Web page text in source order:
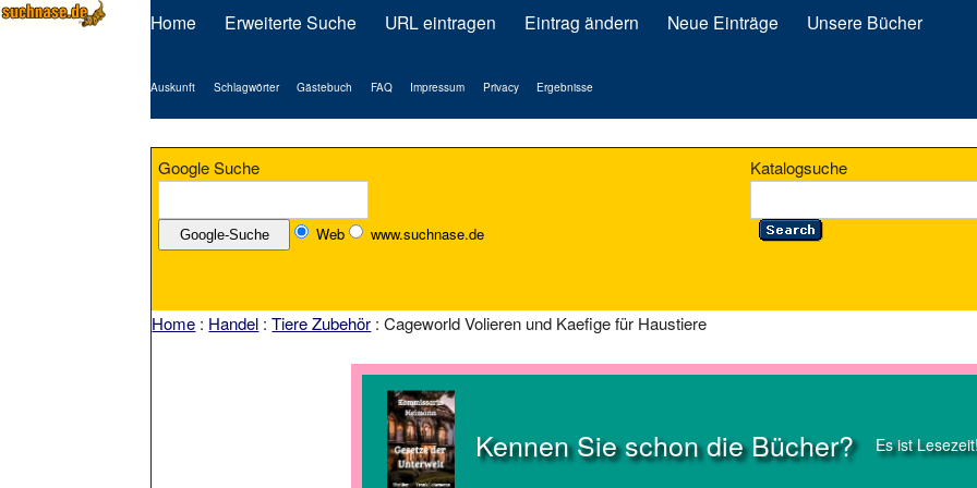
Home Erweiterte Suche URL eintragen Eintrag ändern Neue Einträge Unsere Bücher
Auskunft Schlagwörter Gästebuch FAQ Impressum Privacy Ergebnisse
Google Suche
Web www.suchnase.de
Katalogsuche
Home : Handel :Tiere Zubehör : Cageworld Volieren und Kaefige für Haustiere
Kennen Sie schon die Bücher? Es ist